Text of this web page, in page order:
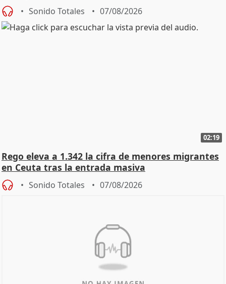
Sonido Totales 07/08/2026
02:19
Rego eleva a 1.342 la cifra de menores migrantes
en Ceuta tras la entrada masiva
Sonido Totales 07/08/2026